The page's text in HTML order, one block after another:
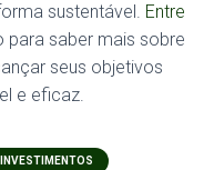
sustentável. Entre
saber mais sobre
seus objetivos
e eficaz.